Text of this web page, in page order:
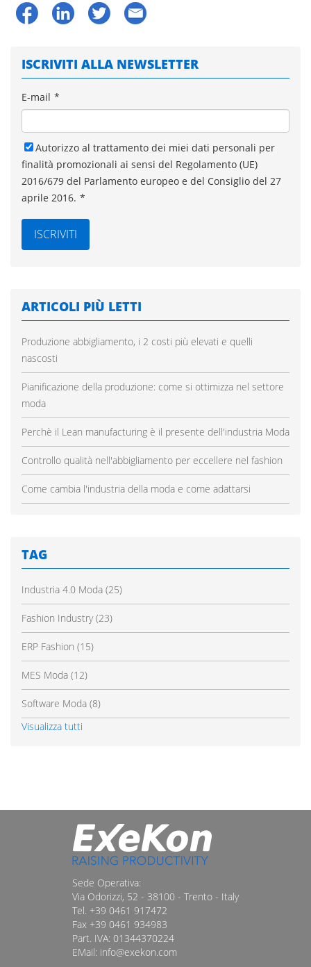
ISCRIVITI ALLA NEWSLETTER
E-mail *
Autorizzo al trattamento dei miei dati personali per
finalità promozionali ai sensi del Regolamento (UE)
2016/679 del Parlamento europeo e del Consiglio del 27
aprile 2016. *
ARTICOLI PIÙ LETTI
Produzione abbigliamento, i 2 costi più elevati e quelli
nascosti
Pianificazione della produzione: come si ottimizza nel settore
moda
Perchè il Lean manufacturing è il presente dell'industria Moda
Controllo qualità nell'abbigliamento per eccellere nel fashion
Come cambia l'industria della moda e come adattarsi
TAG
Industria 4.0 Moda (25)
Fashion Industry(23)
ERP Fashion (15)
MES Moda (12)
Software Moda (8)
Visualizza tutti
Sede Operativa:
Via Odorizzi, 52 - 38100 - Trento - Italy
Tel. +39 0461 917472
Fax +39 0461 934983
Part. IVA: 01344370224
EMail: info@exekon.com